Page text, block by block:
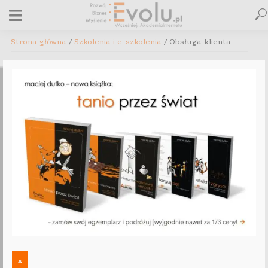
Strona główna / Szkolenia i e-szkolenia / Obsługa klienta
E-konsultacje z Maciejem
Szkolenie „Zen obsługi e-
x